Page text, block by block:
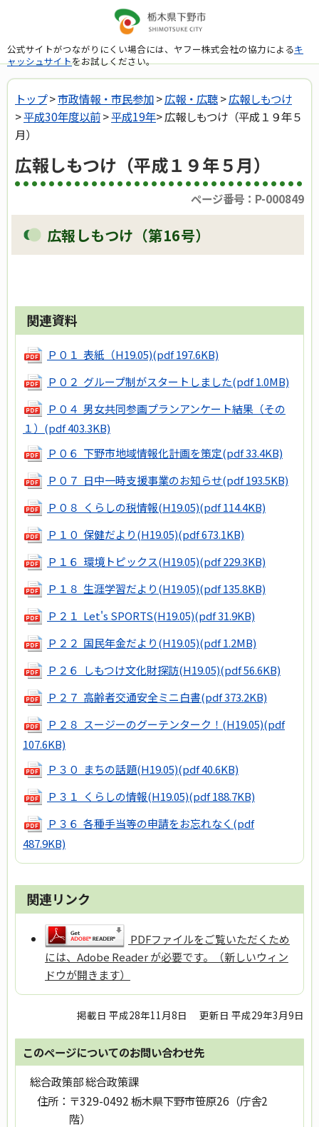
公式サイトがつながりにくい場合には、ヤフー株式会社の協力によるキ
ャッシュサイトをお試しください。
トップ>市政情報・市民参加>広報・広聴>広報しもつけ
>平成30年度以前>平成19年> 広報しもつけ（平成１９年５
月）
広報しもつけ（平成１９年５月）
ページ番号：P-000849
広報しもつけ（第16号）
関連資料
Ｐ０１ 表紙（H19.05)(pdf 197.6KB)
Ｐ０２ グループ制がスタートしました(pdf 1.0MB)
Ｐ０４ 男女共同参画プランアンケート結果（その
１） (pdf 403.3KB)
Ｐ０６ 下野市地域情報化計画を策定(pdf 33.4KB)
Ｐ０７ 日中一時支援事業のお知らせ(pdf 193.5KB)
Ｐ０８ くらしの税情報(H19.05)(pdf 114.4KB)
Ｐ１０ 保健だより(H19.05)(pdf 673.1KB)
Ｐ１６ 環境トピックス(H19.05)(pdf 229.3KB)
Ｐ１８ 生涯学習だより(H19.05)(pdf 135.8KB)
Ｐ２１ Let's SPORTS(H19.05)(pdf 31.9KB)
Ｐ２２ 国民年金だより(H19.05)(pdf 1.2MB)
Ｐ２６ しもつけ文化財探訪(H19.05)(pdf 56.6KB)
Ｐ２７ 高齢者交通安全ミニ白書(pdf 373.2KB)
Ｐ２８ スージーのグーテンターク！(H19.05)(pdf
107.6KB)
Ｐ３０ まちの話題(H19.05)(pdf 40.6KB)
Ｐ３１ くらしの情報(H19.05)(pdf 188.7KB)
Ｐ３６ 各種手当等の申請をお忘れなく (pdf
487.9KB)
関連リンク
PDFファイルをご覧いただくため
には、Adobe Reader が必要です。（新しいウィン
ドウが開きます）
掲載日 平成28年11月8日 更新日 平成29年3月9日
このページについてのお問い合わせ先
総合政策部 総合政策課
住所： 〒329-0492 栃木県下野市笹原26（庁舎2
階）